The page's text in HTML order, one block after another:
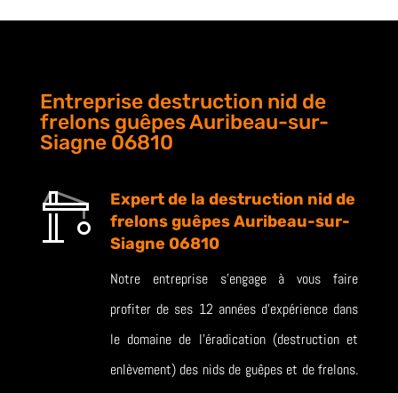
Entreprise destruction nid de
frelons guêpes Auribeau-sur-
Siagne 06810
Expert de la destruction nid de
frelons guêpes Auribeau-sur-
Siagne 06810
Notre entreprise s’engage à vous faire
profiter de ses 12 années d’expérience dans
le domaine de l’éradication (destruction et
enlèvement) des nids de guêpes et de frelons.